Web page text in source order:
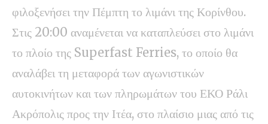
φιλοξενήσει την Πέμπτη το λιμάνι της Κορίνθου.
Στις 20:00 αναμένεται να καταπλεύσει στο λιμάνι
το πλοίο της Superfast Ferries, το οποίο θα
αναλάβει τη μεταφορά των αγωνιστικών
αυτοκινήτων και των πληρωμάτων του ΕΚΟ Ράλι
Ακρόπολις προς την Ιτέα, στο πλαίσιο μιας από τις